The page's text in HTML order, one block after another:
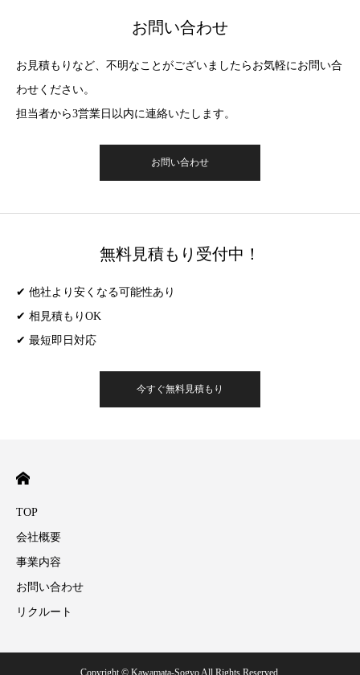
お問い合わせ
お見積もりなど、不明なことがございましたらお気軽にお問い合
わせください。
担当者から3営業日以内に連絡いたします。
お問い合わせ
無料見積もり受付中！
✔ 他社より安くなる可能性あり
✔ 相見積もりOK
✔ 最短即日対応
今すぐ無料見積もり
TOP
会社概要
事業内容
お問い合わせ
リクルート
Copyright © Kawamata-Sogyo All Rights Reserved.